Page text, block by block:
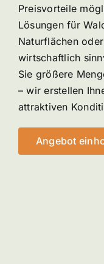
Preisvorteile
Lösungen für
Naturflächen
wirtschaftlich
Sie größere
– wir erstellen
attraktiven
Angebot